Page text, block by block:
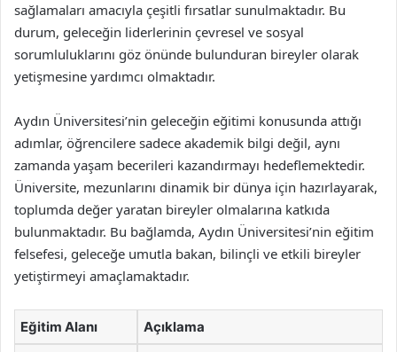
sağlamaları amacıyla çeşitli fırsatlar sunulmaktadır. Bu
durum, geleceğin liderlerinin çevresel ve sosyal
sorumluluklarını göz önünde bulunduran bireyler olarak
yetişmesine yardımcı olmaktadır.
Aydın Üniversitesi’nin geleceğin eğitimi konusunda attığı
adımlar, öğrencilere sadece akademik bilgi değil, aynı
zamanda yaşam becerileri kazandırmayı hedeflemektedir.
Üniversite, mezunlarını dinamik bir dünya için hazırlayarak,
toplumda değer yaratan bireyler olmalarına katkıda
bulunmaktadır. Bu bağlamda, Aydın Üniversitesi’nin eğitim
felsefesi, geleceğe umutla bakan, bilinçli ve etkili bireyler
yetiştirmeyi amaçlamaktadır.
Eğitim Alanı Açıklama